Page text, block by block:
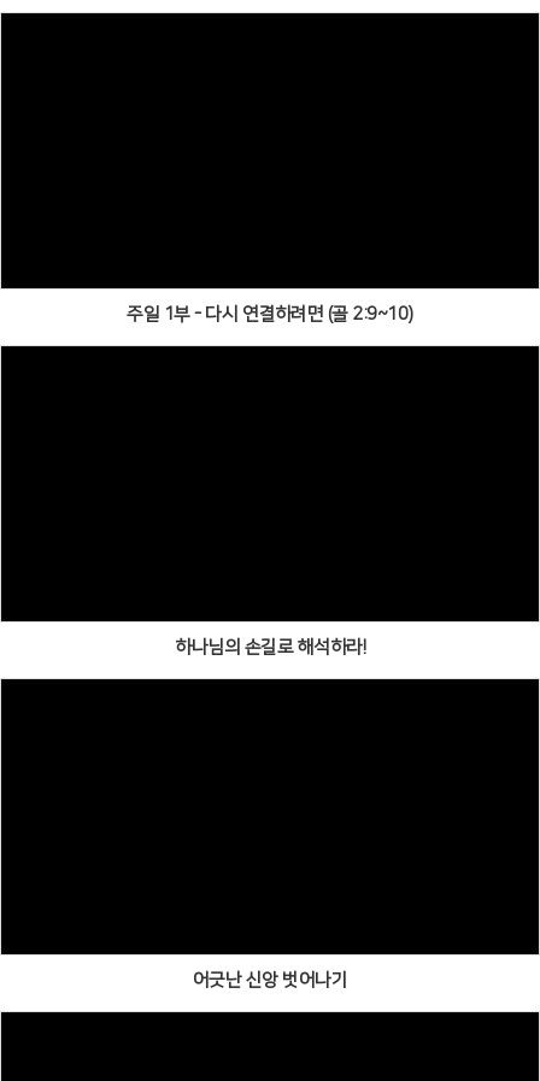
주일 1부 - 다시 연결하려면 (골 2:9~10)
하나님의 손길로 해석하라!
어긋난 신앙 벗어나기